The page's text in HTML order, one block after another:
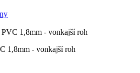
1,8mm - vonkajší roh